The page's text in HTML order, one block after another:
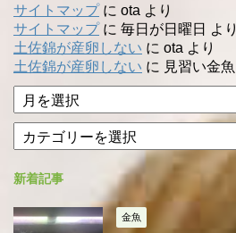
サイトマップに ota より
サイトマップに 毎日が日曜日 より
土佐錦が産卵しない に ota より
土佐錦が産卵しない に 見習い金魚
ア
ー
イ
ブ
テ
リ
ー
新着記事
金魚